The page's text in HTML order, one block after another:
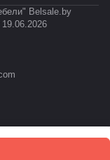
Belsale.by